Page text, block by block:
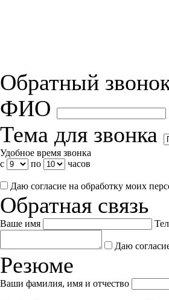
Обратный
ФИО
Тема для звонка
Удобное время звонка
с
по часов
Даю согласие на обработку моих
Обратная связь
Ваше имя
Даю
Резюме
Ваши фамилия, имя и отчество